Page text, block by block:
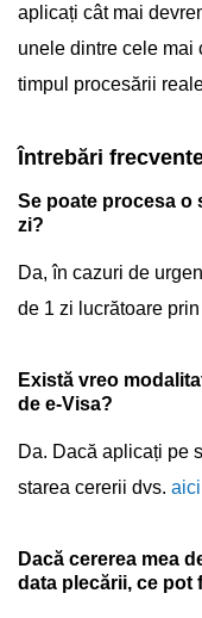
aplicați cât mai
unele dintre cele mai
timpul procesării
Întrebări
Se poate procesa o
zi?
Da, în cazuri de
de 1 zi lucrătoare
Există vreo
de e-Visa?
Da. Dacă aplicați pe
starea cererii dvs. aici
Dacă cererea mea
data plecării, ce pot